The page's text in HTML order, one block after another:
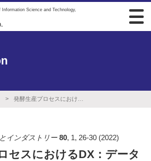
Science and Technology,
発酵生産プロセスにおけるDX：データ駆動型のリジン発酵自律制御システムの開発
インダストリー 80, 1, 26-30 (2022)
セスにおけるDX：データ